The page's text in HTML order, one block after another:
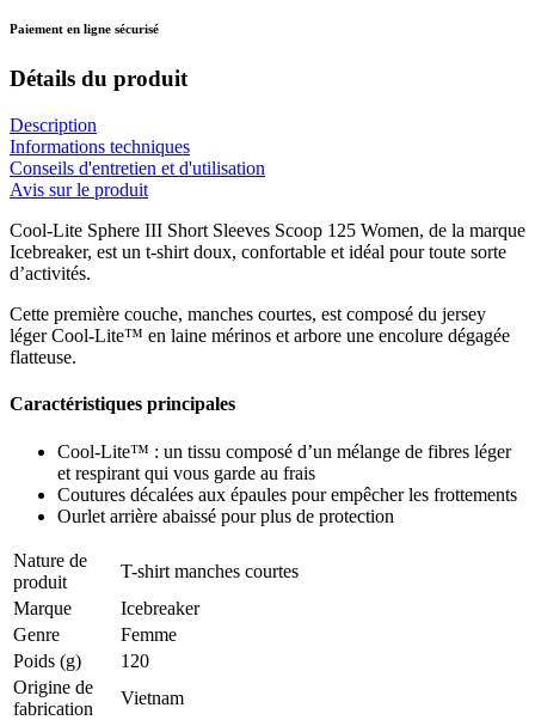
Paiement en ligne sécurisé
Détails du produit
Description
Informations techniques
Conseils d'entretien et d'utilisation
Avis sur le produit
Cool-Lite Sphere III Short Sleeves Scoop 125 Women, de la marque
Icebreaker, est un t-shirt doux, confortable et idéal pour toute sorte
d’activités.
Cette première couche, manches courtes, est composé du jersey
léger Cool-Lite™ en laine mérinos et arbore une encolure dégagée
flatteuse.
Caractéristiques principales
Cool-Lite™ : un tissu composé d’un mélange de fibres léger
et respirant qui vous garde au frais
Coutures décalées aux épaules pour empêcher les frottements
Ourlet arrière abaissé pour plus de protection
Nature de
produit
T-shirt manches courtes
Marque
Icebreaker
Genre
Femme
Poids (g)
120
Origine de
fabrication
Vietnam